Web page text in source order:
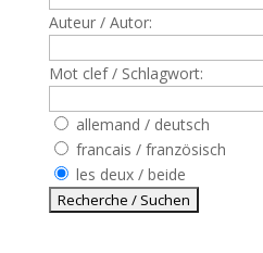
Auteur / Autor:
Mot clef / Schlagwort:
allemand / deutsch
francais / französisch
les deux / beide